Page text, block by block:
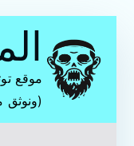
المحتوى
موقع
(ونوثق